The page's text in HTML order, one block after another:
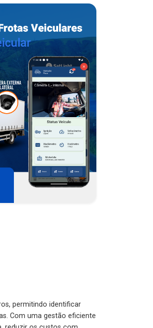
permitindo identificar
Com uma gestão eficiente
reduzir os custos com